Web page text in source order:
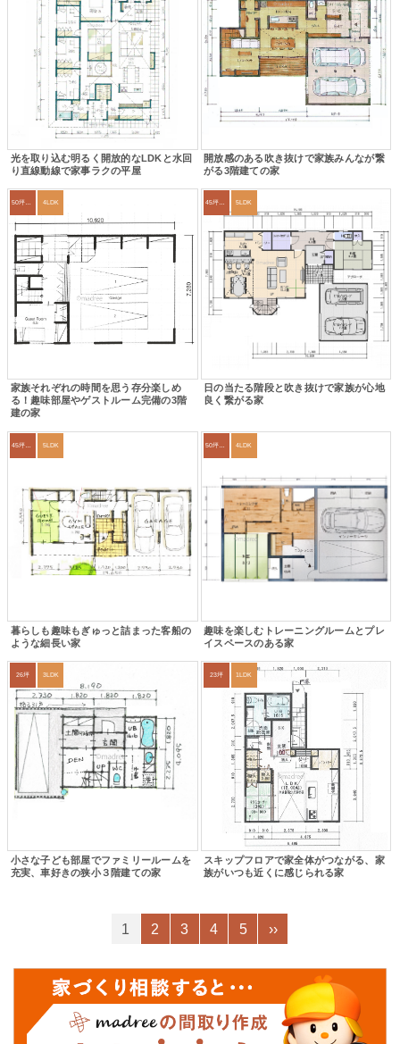
光を取り込む明るく開放的なLDKと水回
り直線動線で家事ラクの平屋
開放感のある吹き抜けで家族みんなが繋
がる3階建ての家
4LDK
家族それぞれの時間を思う存分楽しめ
る！趣味部屋やゲストルーム完備の3階
建の家
45坪～49坪 5LDK
日の当たる階段と吹き抜けで家族が心地
良く繋がる家
5LDK
暮らしも趣味もぎゅっと詰まった客船の
ような細長い家
50坪以上 4LDK
趣味を楽しむトレーニングルームとプレ
イスペースのある家
26坪 3LDK
小さな子ども部屋でファミリールームを
充実、車好きの狭小３階建ての家
23坪 1LDK
スキップフロアで家全体がつながる、家
族がいつも近くに感じられる家
1 2 3 4 5 ››